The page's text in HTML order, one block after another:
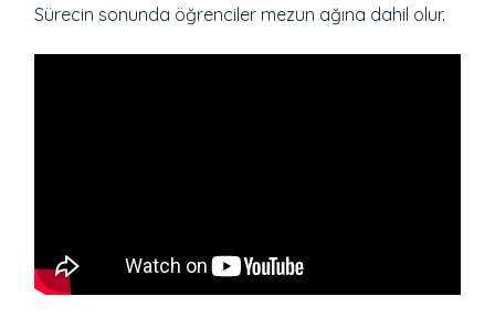
Sürecin sonunda öğrenciler mezun ağına dahil olur.